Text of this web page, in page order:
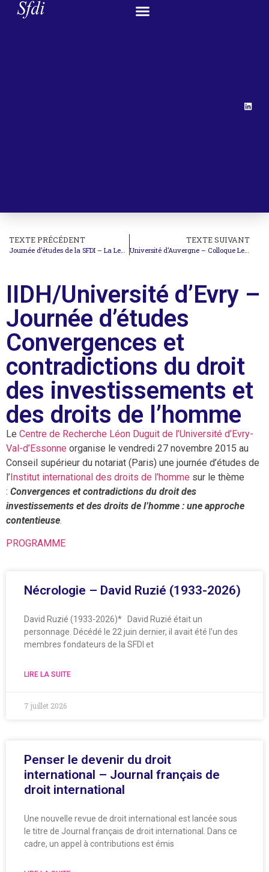
TEXTE PRÉCÉDENT TEXTE SUIVANT
IIDH/Université d’Evry –
Journée d’études
Convergences et
contradictions du droit
des investissements et
des droits de l’homme
Le Centre de Recherche Léon Duguit de l’Université d’Evry-
Val-d’Essonne organise le vendredi 27 novembre 2015 au
Conseil supérieur du notariat (Paris) une journée d’études de
l’Institut international des droits de l’homme sur le thème
: Convergences et contradictions du droit des
investissements et des droits de l’homme : une approche
contentieuse.
PROGRAMME
Nécrologie – David Ruzié (1933-2026)
David Ruzié (1933-2026)* David Ruzié était un
personnage. Décédé le 22 juin dernier, il avait été l’un des
membres fondateurs de la SFDI et
LIRE LA SUITE
7 juillet 2026
Penser le devenir du droit
international – Journal français de
droit international
Une nouvelle revue de droit international est lancée sous
le titre de Journal français de droit international. Dans ce
cadre, un appel à contributions est émis